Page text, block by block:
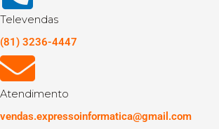
Televendas
(81) 3236-4447
Atendimento
vendas.expressoinformatica@gmail.com